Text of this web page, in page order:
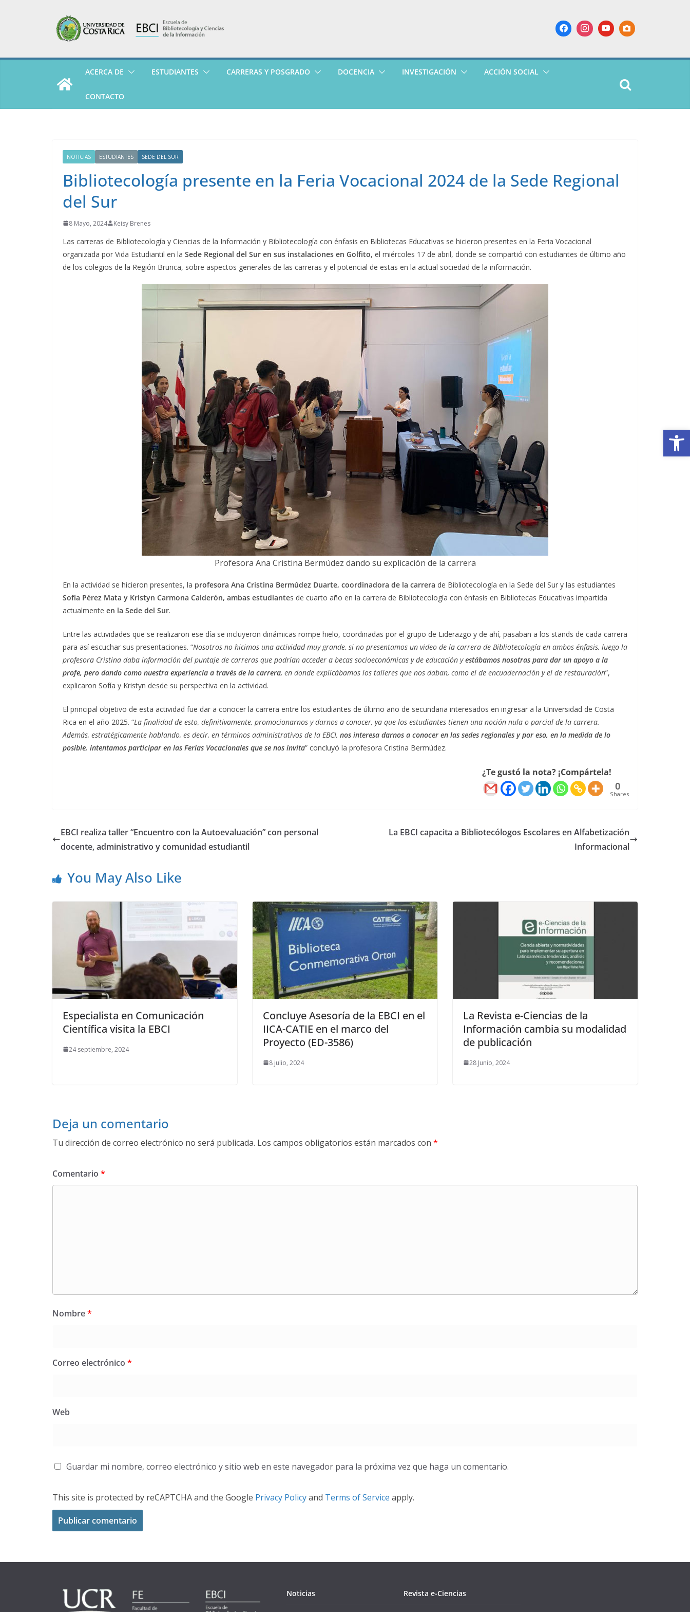
ACERCA DE ESTUDIANTES CARRERAS Y POSGRADO DOCENCIA INVESTIGACIÓN ACCIÓN SOCIAL
CONTACTO
NOTICIAS ESTUDIANTES SEDE DEL SUR
Bibliotecología presente en la Feria Vocacional 2024 de la Sede Regional
del Sur
8 Mayo, 2024 Keisy Brenes
Las carreras de Bibliotecología y Ciencias de la Información y Bibliotecología con énfasis en Bibliotecas Educativas se hicieron presentes en la Feria Vocacional
organizada por Vida Estudiantil en la Sede Regional del Sur en sus instalaciones en Golfito, el miércoles 17 de abril, donde se compartió con estudiantes de último año
de los colegios de la Región Brunca, sobre aspectos generales de las carreras y el potencial de estas en la actual sociedad de la información.
Profesora Ana Cristina Bermúdez dando su explicación de la carrera
En la actividad se hicieron presentes, la profesora Ana Cristina Bermúdez Duarte, coordinadora de la carrera de Bibliotecología en la Sede del Sur y las estudiantes
Sofía Pérez Mata y Kristyn Carmona Calderón, ambas estudiantes de cuarto año en la carrera de Bibliotecología con énfasis en Bibliotecas Educativas impartida
actualmente en la Sede del Sur.
Entre las actividades que se realizaron ese día se incluyeron dinámicas rompe hielo, coordinadas por el grupo de Liderazgo y de ahí, pasaban a los stands de cada carrera
para así escuchar sus presentaciones. “Nosotros no hicimos una actividad muy grande, si no presentamos un video de la carrera de Bibliotecología en ambos énfasis, luego la
profesora Cristina daba información del puntaje de carreras que podrían acceder a becas socioeconómicas y de educación yestábamos nosotras para dar un apoyo a la
profe, pero dando como nuestra experiencia a través de la carrera, en donde explicábamos los talleres que nos daban, como el de encuadernación y el de restauración”,
explicaron Sofía y Kristyn desde su perspectiva en la actividad.
El principal objetivo de esta actividad fue dar a conocer la carrera entre los estudiantes de último año de secundaria interesados en ingresar a la Universidad de Costa
Rica en el año 2025. “La finalidad de esto, definitivamente, promocionarnos y darnos a conocer, ya que los estudiantes tienen una noción nula o parcial de la carrera.
Además, estratégicamente hablando, es decir, en términos administrativos de la EBCI, nos interesa darnos a conocer en las sedes regionales y por eso, en la medida de lo
posible, intentamos participar en las Ferias Vocacionales que se nos invita” concluyó la profesora Cristina Bermúdez.
¿Te gustó la nota? ¡Compártela!
0
Shares
EBCI realiza taller “Encuentro con la Autoevaluación” con personal
docente, administrativo y comunidad estudiantil
La EBCI capacita a Bibliotecólogos Escolares en Alfabetización
Informacional
You May Also Like
Especialista en Comunicación
Científica visita la EBCI
24 septiembre, 2024
Concluye Asesoría de la EBCI en el
IICA-CATIE en el marco del
Proyecto (ED-3586)
8 julio, 2024
La Revista e-Ciencias de la
Información cambia su modalidad
de publicación
28 Junio, 2024
Deja un comentario
Tu dirección de correo electrónico no será publicada. Los campos obligatorios están marcados con *
Comentario *
Nombre*
Correo electrónico *
Web
Guardar mi nombre, correo electrónico y sitio web en este navegador para la próxima vez que haga un comentario.
This site is protected by reCAPTCHA and the Google Privacy Policyand Terms of Service apply.
Noticias Revista e-Ciencias